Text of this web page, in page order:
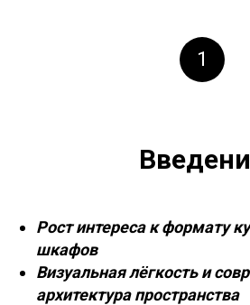
1
Рост интереса к формату
шкафов
Визуальная лёгкость и
архитектура пространства